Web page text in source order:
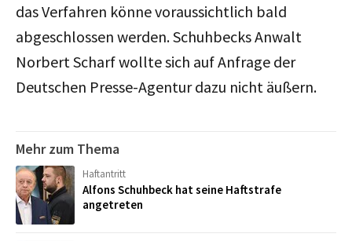
das Verfahren könne voraussichtlich bald
abgeschlossen werden. Schuhbecks Anwalt
Norbert Scharf wollte sich auf Anfrage der
Deutschen Presse-Agentur dazu nicht äußern.
Mehr zum Thema
Haftantritt
Alfons Schuhbeck hat seine Haftstrafe
angetreten